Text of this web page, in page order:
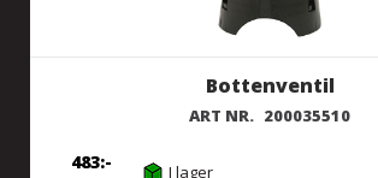
Bottenventil
ART NR. 200035510
483 I lager